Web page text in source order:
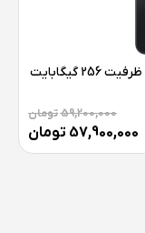
گوشی موبایل سامسونگ مدل Galaxy A17 4G ظرفیت 256 گیگابایت
59,200,000تومان
57,900,000 تومان